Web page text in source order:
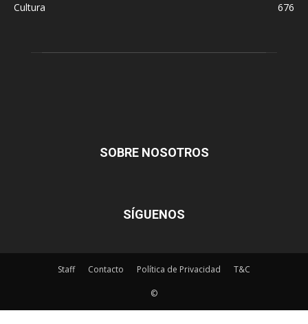
Cultura
676
SOBRE NOSOTROS
SÍGUENOS
Staff Contacto Política de Privacidad T&C
©